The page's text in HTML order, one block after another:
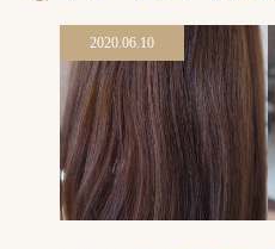
2020.06.10